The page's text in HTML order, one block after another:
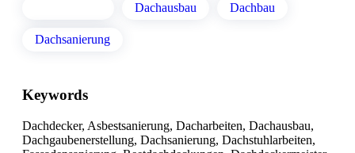
Dachausbau Dachbau
Dachsanierung
Keywords
Dachdecker, Asbestsanierung, Dacharbeiten, Dachausbau,
Dachgaubenerstellung, Dachsanierung, Dachstuhlarbeiten,